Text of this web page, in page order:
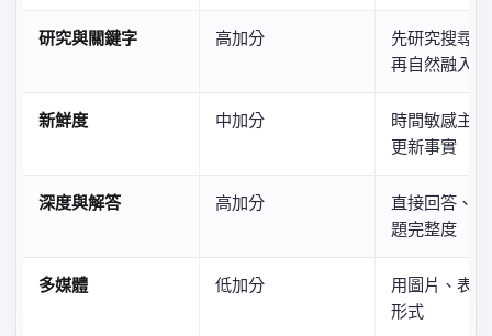
研究與關鍵字 高加分
先研究搜尋
再自然融入
新鮮度 中加分
時間敏感主
更新事實
深度與解答 高加分
直接回答、
題完整度
多媒體 低加分
用圖片、表
形式